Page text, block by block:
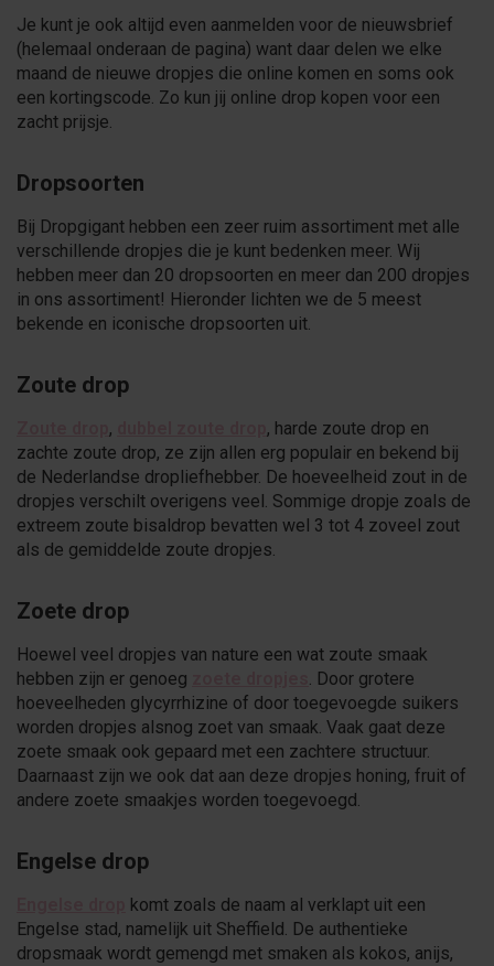
Je kunt je ook altijd even aanmelden voor de nieuwsbrief
(helemaal onderaan de pagina) want daar delen we elke
maand de nieuwe dropjes die online komen en soms ook
een kortingscode. Zo kun jij online drop kopen voor een
zacht prijsje.
Dropsoorten
Bij Dropgigant hebben een zeer ruim assortiment met alle
verschillende dropjes die je kunt bedenken meer. Wij
hebben meer dan 20 dropsoorten en meer dan 200 dropjes
in ons assortiment! Hieronder lichten we de 5 meest
bekende en iconische dropsoorten uit.
Zoute drop
,
, harde zoute drop en
zachte zoute drop, ze zijn allen erg populair en bekend bij
de Nederlandse dropliefhebber. De hoeveelheid zout in de
dropjes verschilt overigens veel. Sommige dropje zoals de
extreem zoute bisaldrop bevatten wel 3 tot 4 zoveel zout
als de gemiddelde zoute dropjes.
Zoete drop
Hoewel veel dropjes van nature een wat zoute smaak
hebben zijn er genoeg
. Door grotere
hoeveelheden glycyrrhizine of door toegevoegde suikers
worden dropjes alsnog zoet van smaak. Vaak gaat deze
zoete smaak ook gepaard met een zachtere structuur.
Daarnaast zijn we ook dat aan deze dropjes honing, fruit of
andere zoete smaakjes worden toegevoegd.
Engelse drop
komt zoals de naam al verklapt uit een
Engelse stad, namelijk uit Sheffield. De authentieke
dropsmaak wordt gemengd met smaken als kokos, anijs,